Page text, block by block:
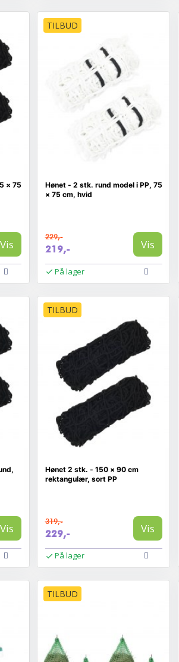
× 75
Vis
TILBUD
Hønet - 2 stk. rund model i PP, 75
× 75 cm, hvid
229,-
219,- Vis
På lager
Vis
TILBUD
Hønet 2 stk. - 150 × 90 cm
rektangulær, sort PP
319,-
229,- Vis
På lager
TILBUD